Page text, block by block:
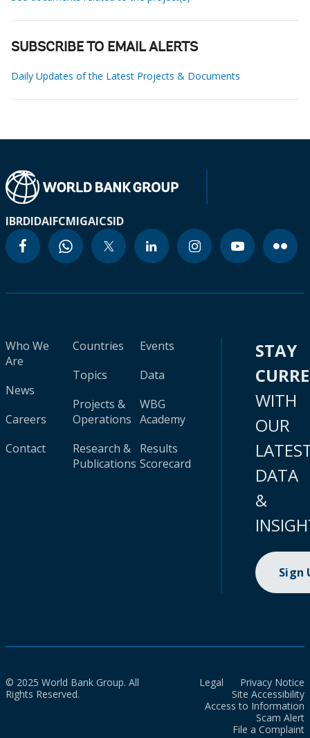
SUBSCRIBE TO EMAIL ALERTS
Daily Updates of the Latest Projects & Documents
IBRDIDAIFCMIGAICSID
Who We
Are
News
Careers
Contact
Countries
Topics
Projects &
Operations
Research &
Publications
Events
Data
WBG
Academy
Results
Scorecard
STAY
WITH
OUR
DATA
&
Sign
© 2025 World Bank Group. All
Rights Reserved.
Legal
Privacy Notice
Site Accessibility
Access to Information
Scam Alert
File a Complaint